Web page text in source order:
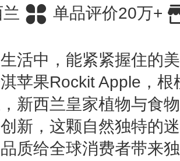
单品评价20万+
活中，能紧紧握住的
苹果Rockit Apple，根
新西兰皇家植物与食
新，这颗自然独特的
质给全球消费者带来